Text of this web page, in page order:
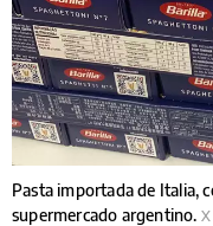
Pasta importada de Italia,
supermercado argentino. X